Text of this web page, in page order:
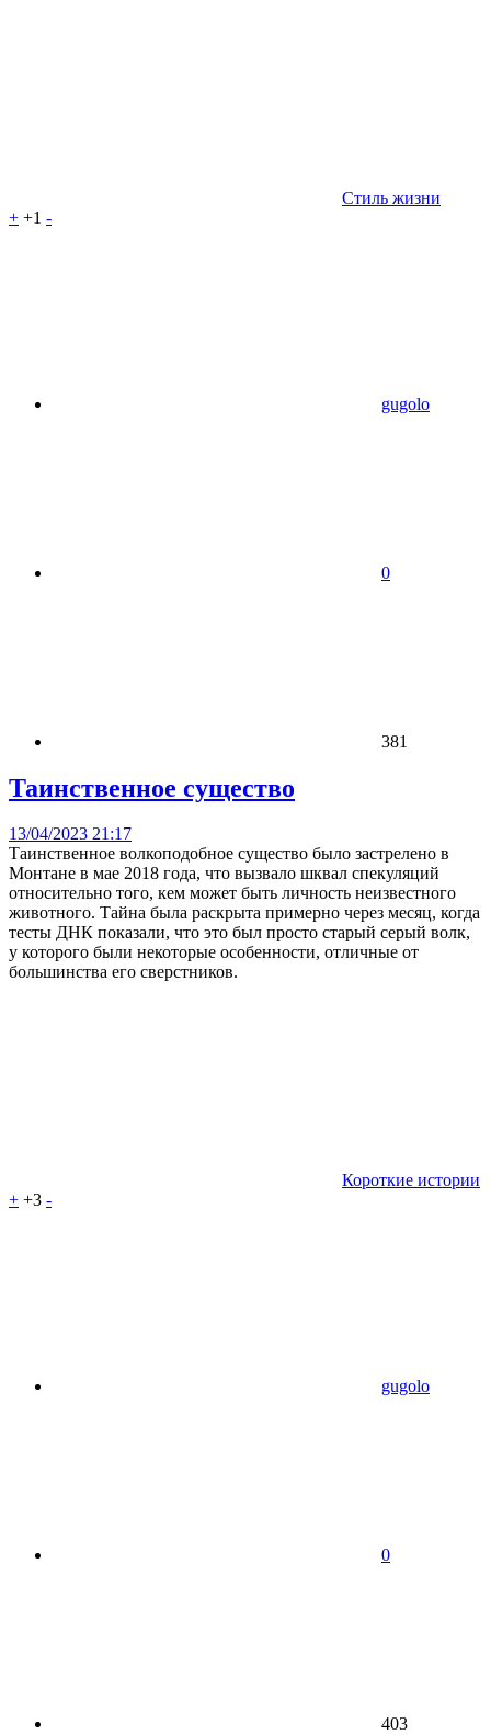
Стиль жизни
+ +1 -
gugolo
0
381
Таинственное существо
13/04/2023 21:17
Таинственное волкоподобное существо было застрелено в
Монтане в мае 2018 года, что вызвало шквал спекуляций
относительно того, кем может быть личность неизвестного
животного. Тайна была раскрыта примерно через месяц, когда
тесты ДНК показали, что это был просто старый серый волк,
у которого были некоторые особенности, отличные от
большинства его сверстников.
Короткие истории
+ +3 -
gugolo
0
403